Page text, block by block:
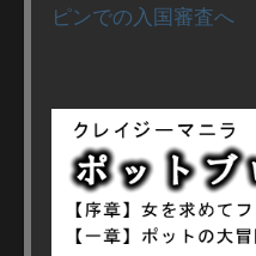
ピンでの入国審査へ